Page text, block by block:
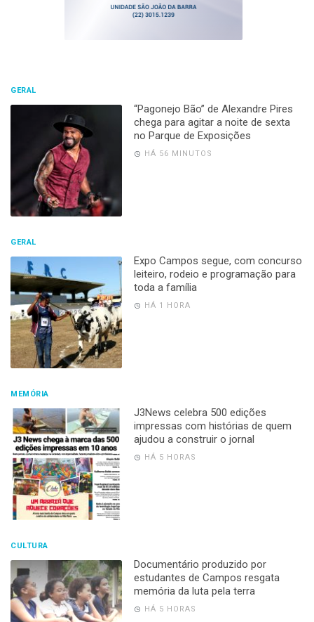
GERAL
“Pagonejo Bão” de Alexandre Pires
chega para agitar a noite de sexta
no Parque de Exposições
HÁ 56 MINUTOS
GERAL
Expo Campos segue, com concurso
leiteiro, rodeio e programação para
toda a família
HÁ 1 HORA
MEMÓRIA
J3News celebra 500 edições
impressas com histórias de quem
ajudou a construir o jornal
HÁ 5 HORAS
CULTURA
Documentário produzido por
estudantes de Campos resgata
memória da luta pela terra
HÁ 5 HORAS